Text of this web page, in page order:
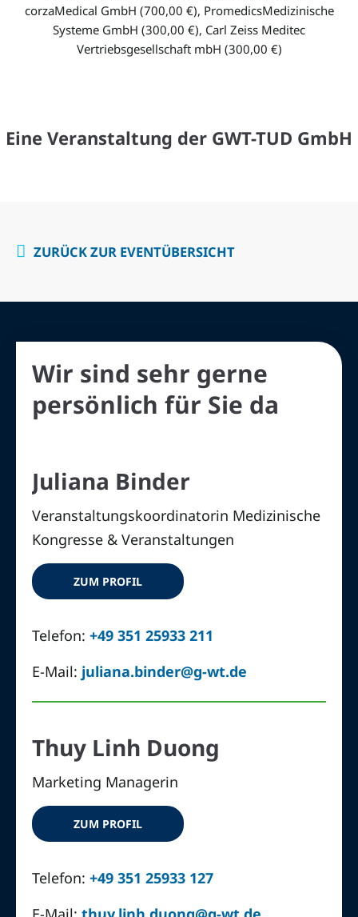
corzaMedical GmbH (700,00 €), PromedicsMedizinische
Systeme GmbH (300,00 €), Carl Zeiss Meditec
Vertriebsgesellschaft mbH (300,00 €)
Eine Veranstaltung der GWT-TUD GmbH
ZURÜCK ZUR EVENTÜBERSICHT
Wir sind sehr gerne
persönlich für Sie da
Juliana Binder
Veranstaltungskoordinatorin Medizinische
Kongresse & Veranstaltungen
ZUM PROFIL
Telefon:+49 351 25933 211
E-Mail: juliana.binder@g-wt.de
Thuy Linh Duong
Marketing Managerin
ZUM PROFIL
Telefon:+49 351 25933 127